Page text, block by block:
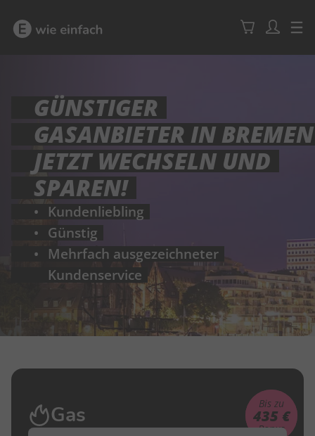
GÜNSTIGER
GASANBIETER IN BREMEN
JETZT WECHSELN UND
SPAREN!
Kundenliebling
Günstig
Mehrfach ausgezeichneter
Kundenservice
Gas Bis zu
435 €
Bonus